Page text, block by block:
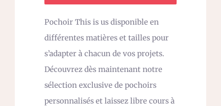
Pochoir This is us disponible en
différentes matières et tailles pour
s’adapter à chacun de vos projets.
Découvrez dès maintenant notre
sélection exclusive de pochoirs
personnalisés et laissez libre cours à